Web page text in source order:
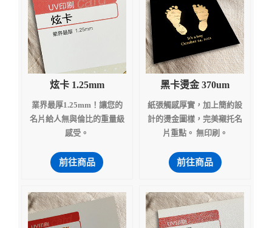
炫卡 1.25mm
業界最厚1.25mm！讓您的
名片給人無與倫比的重量級
感受。
前往商品
黑卡燙金 370um
紙張觸感厚實，加上簡約設
計的燙金圖樣，完美襯托名
片重點。 無印刷。
前往商品